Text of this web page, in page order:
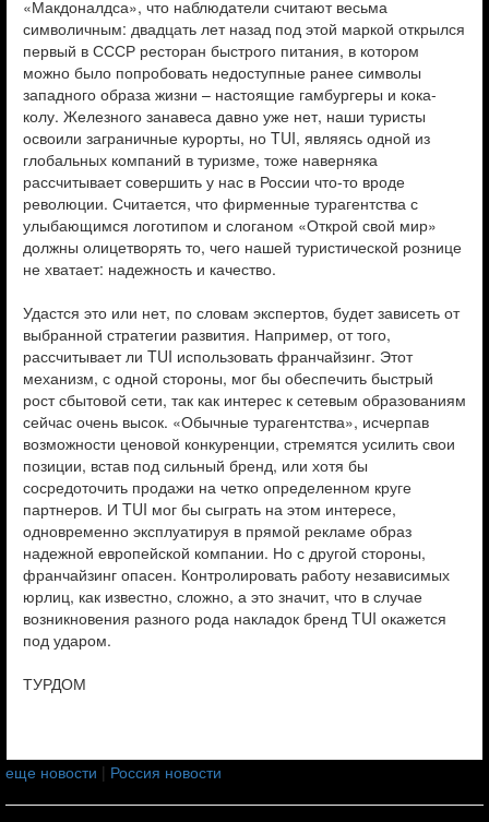
«Макдоналдса», что наблюдатели считают весьма
символичным: двадцать лет назад под этой маркой открылся
первый в СССР ресторан быстрого питания, в котором
можно было попробовать недоступные ранее символы
западного образа жизни – настоящие гамбургеры и кока-
колу. Железного занавеса давно уже нет, наши туристы
освоили заграничные курорты, но TUI, являясь одной из
глобальных компаний в туризме, тоже наверняка
рассчитывает совершить у нас в России что-то вроде
революции. Считается, что фирменные турагентства с
улыбающимся логотипом и слоганом «Открой свой мир»
должны олицетворять то, чего нашей туристической рознице
не хватает: надежность и качество.
Удастся это или нет, по словам экспертов, будет зависеть от
выбранной стратегии развития. Например, от того,
рассчитывает ли TUI использовать франчайзинг. Этот
механизм, с одной стороны, мог бы обеспечить быстрый
рост сбытовой сети, так как интерес к сетевым образованиям
сейчас очень высок. «Обычные турагентства», исчерпав
возможности ценовой конкуренции, стремятся усилить свои
позиции, встав под сильный бренд, или хотя бы
сосредоточить продажи на четко определенном круге
партнеров. И TUI мог бы сыграть на этом интересе,
одновременно эксплуатируя в прямой рекламе образ
надежной европейской компании. Но с другой стороны,
франчайзинг опасен. Контролировать работу независимых
юрлиц, как известно, сложно, а это значит, что в случае
возникновения разного рода накладок бренд TUI окажется
под ударом.
ТУРДОМ
еще новости | Россия новости